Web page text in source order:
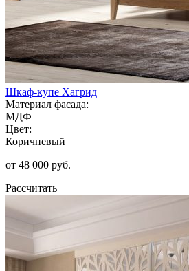
Шкаф-купе Хагрид
Материал фасада:
МДФ
Цвет:
Коричневый
от 48 000 руб.
Рассчитать